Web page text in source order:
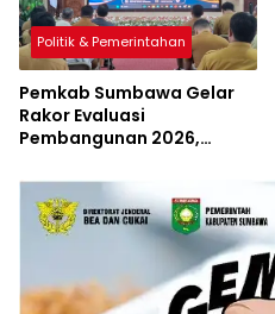
Politik & Pemerintahan
Pemkab Sumbawa Gelar
Rakor Evaluasi
Pembangunan 2026,
Perubahan Resmi
Diluncurkan